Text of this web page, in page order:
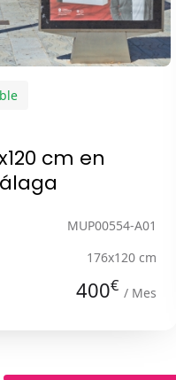
cm en
MUP00554-A01
176x120 cm
400€ / Mes